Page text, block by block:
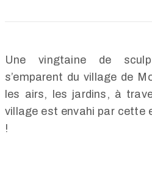
Une vingtaine de
s’emparent du village de
les airs, les jardins, à
village est envahi par cette
!